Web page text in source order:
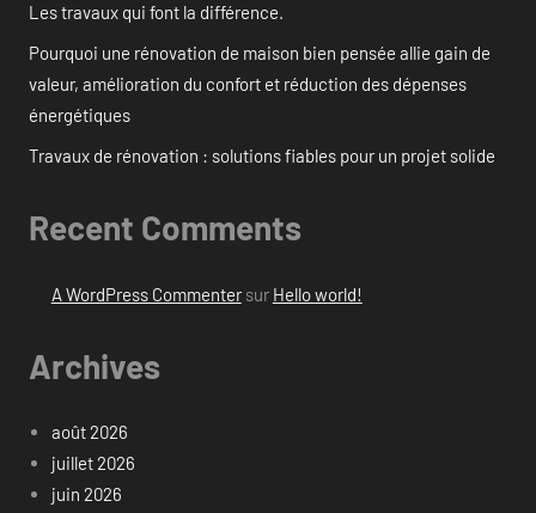
Les travaux qui font la différence.
Pourquoi une rénovation de maison bien pensée allie gain de
valeur, amélioration du confort et réduction des dépenses
énergétiques
Travaux de rénovation : solutions fiables pour un projet solide
Recent Comments
A WordPress Commentersur Hello world!
Archives
août 2026
juillet 2026
juin 2026